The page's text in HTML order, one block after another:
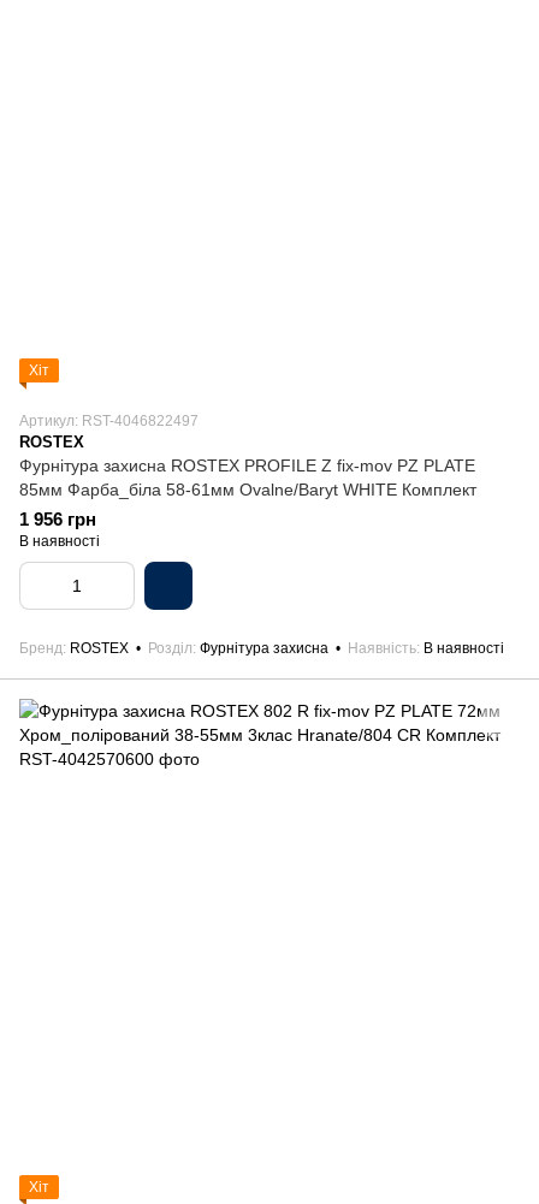
Хіт
Артикул: RST-4046822497
ROSTEX
Фурнітура захисна ROSTEX PROFILE Z fix-mov PZ PLATE
85мм Фарба_біла 58-61мм Ovalne/Baryt WHITE Комплект
1 956 грн
В наявності
Бренд ROSTEX Розділ Фурнітура захисна Наявність В наявності
Хіт